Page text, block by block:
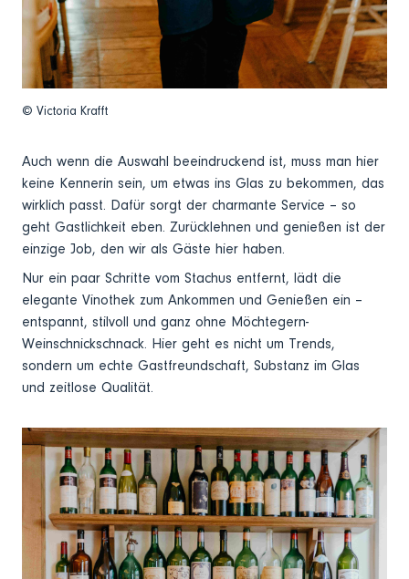
© Victoria Krafft
Auch wenn die Auswahl beeindruckend ist, muss man hier
keine Kennerin sein, um etwas ins Glas zu bekommen, das
wirklich passt. Dafür sorgt der charmante Service – so
geht Gastlichkeit eben. Zurücklehnen und genießen ist der
einzige Job, den wir als Gäste hier haben.
Nur ein paar Schritte vom Stachus entfernt, lädt die
elegante Vinothek zum Ankommen und Genießen ein –
entspannt, stilvoll und ganz ohne Möchtegern-
Weinschnickschnack. Hier geht es nicht um Trends,
sondern um echte Gastfreundschaft, Substanz im Glas
und zeitlose Qualität.